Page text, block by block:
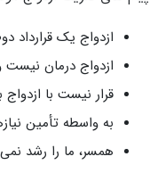
ازدواج یک قرارداد
ازدواج درمان نیست
قرار نیست با
به واسطه تأمین
همسر، ما را رشد